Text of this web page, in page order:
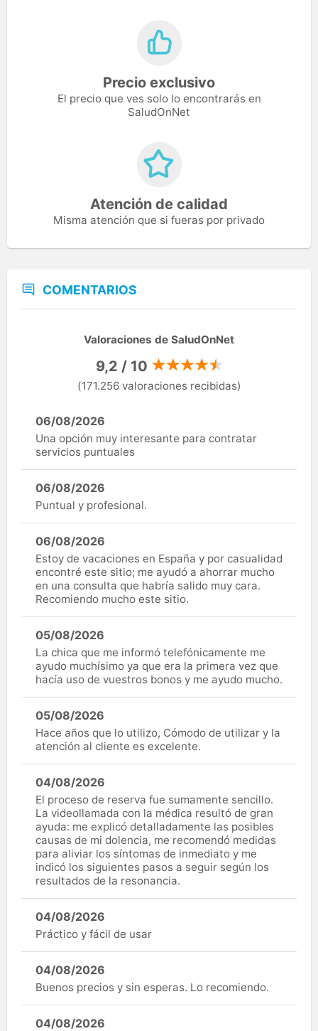
Precio exclusivo
El precio que ves solo lo encontrarás en
SaludOnNet
Atención de calidad
Misma atención que si fueras por privado
COMENTARIOS
Valoraciones de SaludOnNet
9,2 / 10
(171.256 valoraciones recibidas)
06/08/2026
Una opción muy interesante para contratar
servicios puntuales
06/08/2026
Puntual y profesional.
06/08/2026
Estoy de vacaciones en España y por casualidad
encontré este sitio; me ayudó a ahorrar mucho
en una consulta que habría salido muy cara.
Recomiendo mucho este sitio.
05/08/2026
La chica que me informó telefónicamente me
ayudo muchísimo ya que era la primera vez que
hacía uso de vuestros bonos y me ayudo mucho.
05/08/2026
Hace años que lo utilizo, Cómodo de utilizar y la
atención al cliente es excelente.
04/08/2026
El proceso de reserva fue sumamente sencillo.
La videollamada con la médica resultó de gran
ayuda: me explicó detalladamente las posibles
causas de mi dolencia, me recomendó medidas
para aliviar los síntomas de inmediato y me
indicó los siguientes pasos a seguir según los
resultados de la resonancia.
04/08/2026
Práctico y fácil de usar
04/08/2026
Buenos precios y sin esperas. Lo recomiendo.
04/08/2026